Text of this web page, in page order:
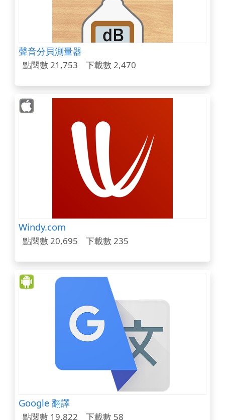
聲音分貝測量器
點閱數 21,753 下載數 2,470
Windy.com
點閱數 20,695 下載數 235
Google 翻譯
點閱數 19,822 下載數 58